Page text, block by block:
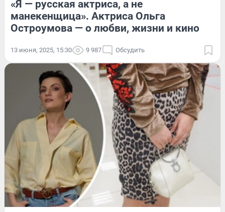
«Я — русская актриса, а не
манекенщица». Актриса Ольга
Остроумова — о любви, жизни и кино
13 июня, 2025, 15:30 9 987 Обсудить